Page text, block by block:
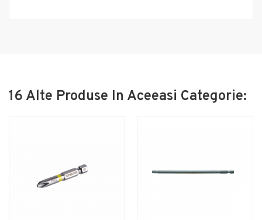
16 Alte Produse In Aceeasi Categorie: